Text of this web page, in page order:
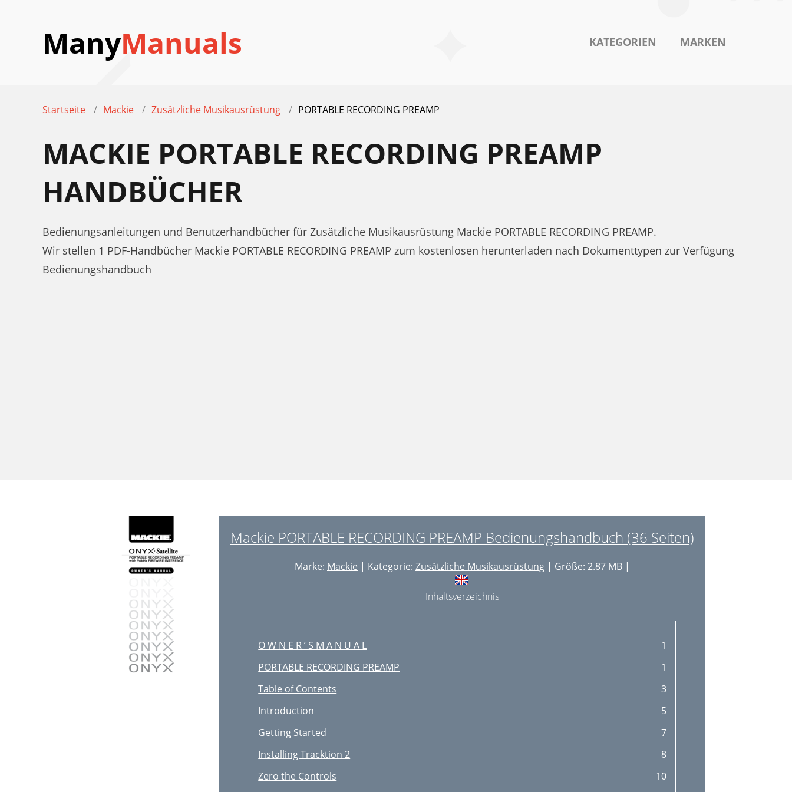
ManyManuals KATEGORIEN MARKEN
Startseite Mackie Zusätzliche Musikausrüstung PORTABLE RECORDING PREAMP
MACKIE PORTABLE RECORDING PREAMP
HANDBÜCHER
Bedienungsanleitungen und Benutzerhandbücher für Zusätzliche Musikausrüstung Mackie PORTABLE RECORDING PREAMP.
Wir stellen 1 PDF-Handbücher Mackie PORTABLE RECORDING PREAMP zum kostenlosen herunterladen nach Dokumenttypen zur Verfügung
Bedienungshandbuch
Mackie PORTABLE RECORDING PREAMP Bedienungshandbuch (36 Seiten)
Marke: Mackie | Kategorie: Zusätzliche Musikausrüstung | Größe: 2.87 MB |
Inhaltsverzeichnis
O W N E R ’ S M A N U A L
1
PORTABLE RECORDING PREAMP
1
Table of Contents
3
Introduction
5
Getting Started
7
Installing Tracktion 2
8
Zero the Controls
10